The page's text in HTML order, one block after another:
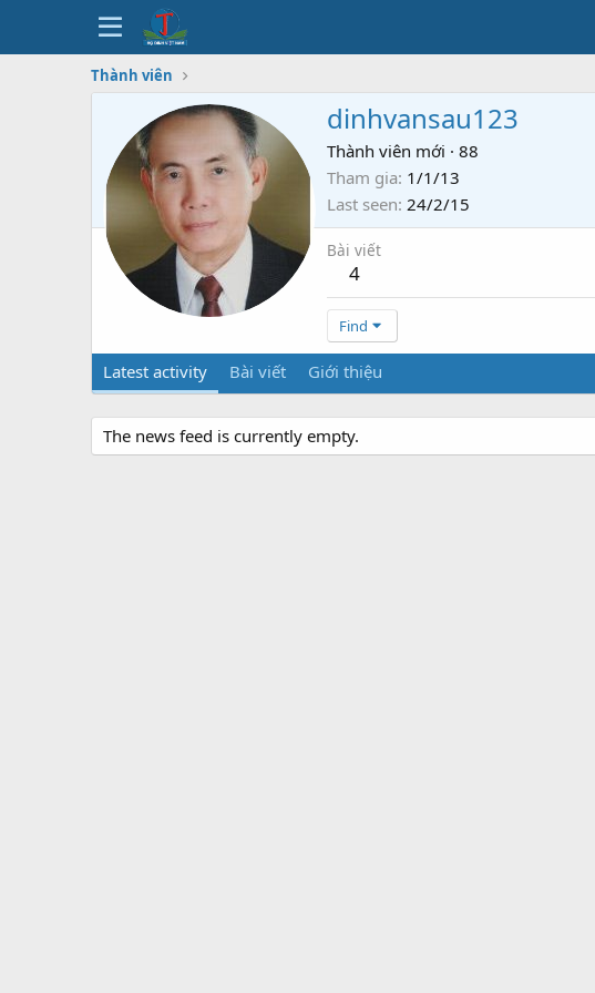
Thành viên
dinhvansau123
Thành viên mới · 88
Tham gia 1/1/13
Last seen 24/2/15
Bài viết
4
Find
Latest activity Bài viết Giới thiệu
The news feed is currently empty.